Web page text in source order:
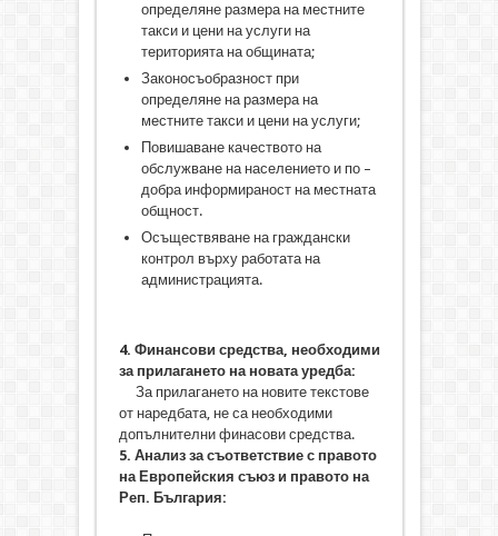
определяне размера на местните
такси и цени на услуги на
територията на общината;
Законосъобразност при
определяне на размера на
местните такси и цени на услуги;
Повишаване качеството на
обслужване на населението и по –
добра информираност на местната
общност.
Осъществяване на граждански
контрол върху работата на
администрацията.
4. Финансови средства, необходими
за прилагането на новата уредба:
За прилагането на новите текстове
от наредбата, не са необходими
допълнителни финасови средства.
5. Анализ за съответствие с правото
на Европейския съюз и правото на
Реп. България: